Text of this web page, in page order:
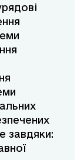
завдяки: